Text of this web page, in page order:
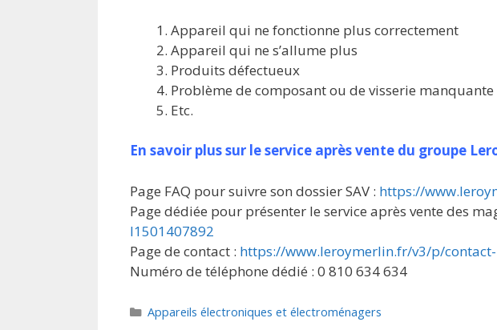
Appareil qui ne fonctionne plus correctement
Appareil qui ne s’allume plus
Produits défectueux
Problème de composant ou de visserie manquante
Etc.
En savoir plus sur le service après vente du groupe
Page FAQ pour suivre son dossier SAV : https://
Page dédiée pour présenter le service après vente des
l1501407892
Page de contact : https://www.leroymerlin.fr/v3/p/
Numéro de téléphone dédié : 0 810 634 634
Catégories
Appareils électroniques et électroménagers